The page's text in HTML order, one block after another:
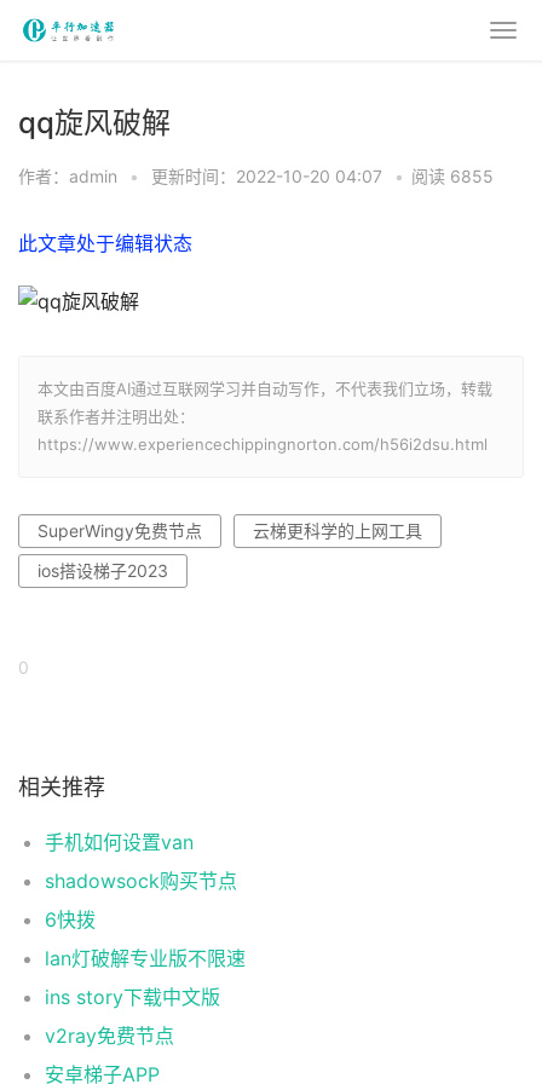
qq旋风破解
作者：admin • 更新时间：2022-10-20 04:07 • 阅读 6855
此文章处于编辑状态
本文由百度AI通过互联网学习并自动写作，不代表我们立场，转载
联系作者并注明出处：
https://www.experiencechippingnorton.com/h56i2dsu.html
SuperWingy免费节点
云梯更科学的上网工具
ios搭设梯子2023
0
相关推荐
手机如何设置van
shadowsock购买节点
6快拨
lan灯破解专业版不限速
ins story下载中文版
v2ray免费节点
安卓梯子APP